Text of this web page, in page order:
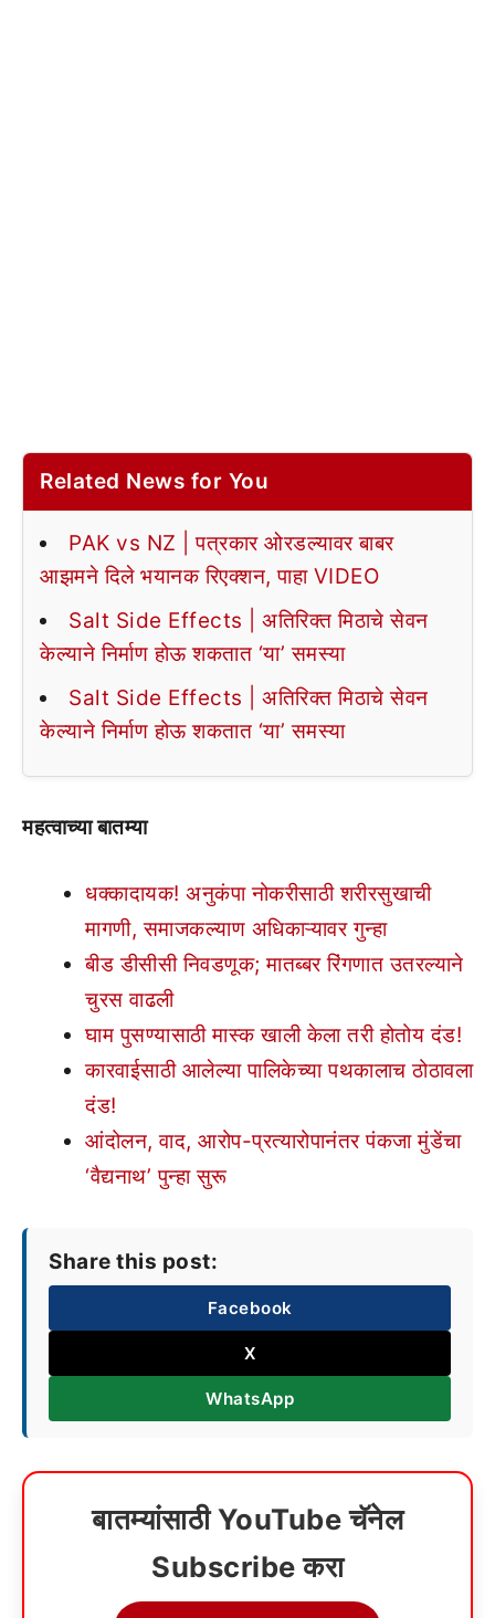
Related News for You
PAK vs NZ | पत्रकार ओरडल्यावर बाबर
आझमने दिले भयानक रिएक्शन, पाहा VIDEO
Salt Side Effects | अतिरिक्त मिठाचे सेवन
केल्याने निर्माण होऊ शकतात ‘या’ समस्या
Salt Side Effects | अतिरिक्त मिठाचे सेवन
केल्याने निर्माण होऊ शकतात ‘या’ समस्या
महत्वाच्या बातम्या
धक्कादायक! अनुकंपा नोकरीसाठी शरीरसुखाची
मागणी, समाजकल्याण अधिकाऱ्यावर गुन्हा
बीड डीसीसी निवडणूक; मातब्बर रिंगणात उतरल्याने
चुरस वाढली
घाम पुसण्यासाठी मास्क खाली केला तरी होतोय दंड!
कारवाईसाठी आलेल्या पालिकेच्या पथकालाच ठोठावला
दंड!
आंदोलन, वाद, आरोप-प्रत्यारोपानंतर पंकजा मुंडेंचा
‘वैद्यनाथ’ पुन्हा सुरू
Share this post:
Facebook
X
WhatsApp
बातम्यांसाठी YouTube चॅनेल
Subscribe करा